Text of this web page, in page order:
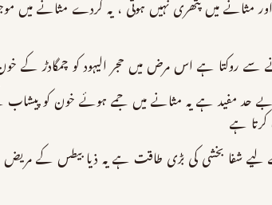
میں پتھری نہیں ہوتی ، یہ گردے مثانے میں
سے روکتا ہے اس مرض میں حجر الیہود کو چمگادڑ کے
بے حد مفید ہے یہ مثانے میں جمے ہوئے خون کو
ہے
لیے شفا بخشی کی بڑی طاقت ہے یہ ذیا بیطس کے